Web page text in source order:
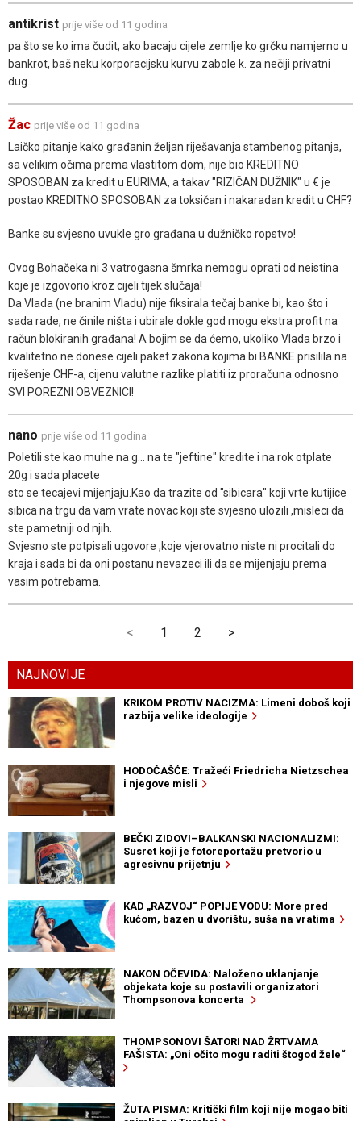
antikrist prije više od 11 godina
pa što se ko ima čudit, ako bacaju cijele zemlje ko grčku namjerno u
bankrot, baš neku korporacijsku kurvu zabole k. za nečiji privatni
dug..
Žac prije više od 11 godina
Laičko pitanje kako građanin željan riješavanja stambenog pitanja,
sa velikim očima prema vlastitom dom, nije bio KREDITNO
SPOSOBAN za kredit u EURIMA, a takav "RIZIČAN DUŽNIK" u € je
postao KREDITNO SPOSOBAN za toksičan i nakaradan kredit u CHF?
Banke su svjesno uvukle gro građana u dužničko ropstvo!
Ovog Bohačeka ni 3 vatrogasna šmrka nemogu oprati od neistina
koje je izgovorio kroz cijeli tijek slučaja!
Da Vlada (ne branim Vladu) nije fiksirala tečaj banke bi, kao što i
sada rade, ne činile ništa i ubirale dokle god mogu ekstra profit na
račun blokiranih građana! A bojim se da ćemo, ukoliko Vlada brzo i
kvalitetno ne donese cijeli paket zakona kojima bi BANKE prisilila na
riješenje CHF-a, cijenu valutne razlike platiti iz proračuna odnosno
SVI POREZNI OBVEZNICI!
nano prije više od 11 godina
Poletili ste kao muhe na g... na te "jeftine" kredite i na rok otplate
20g i sada placete
sto se tecajevi mijenjaju.Kao da trazite od "sibicara" koji vrte kutijice
sibica na trgu da vam vrate novac koji ste svjesno ulozili ,misleci da
ste pametniji od njih.
Svjesno ste potpisali ugovore ,koje vjerovatno niste ni procitali do
kraja i sada bi da oni postanu nevazeci ili da se mijenjaju prema
vasim potrebama.
< 1 2 >
NAJNOVIJE
KRIKOM PROTIV NACIZMA: Limeni doboš koji
razbija velike ideologije
HODOČAŠĆE: Tražeći Friedricha Nietzschea
i njegove misli
BEČKI ZIDOVI–BALKANSKI NACIONALIZMI:
Susret koji je fotoreportažu pretvorio u
agresivnu prijetnju
KAD „RAZVOJ“ POPIJE VODU: More pred
kućom, bazen u dvorištu, suša na vratima
NAKON OČEVIDA: Naloženo uklanjanje
objekata koje su postavili organizatori
Thompsonova koncerta
THOMPSONOVI ŠATORI NAD ŽRTVAMA
FAŠISTA: „Oni očito mogu raditi štogod žele“
ŽUTA PISMA: Kritički film koji nije mogao biti